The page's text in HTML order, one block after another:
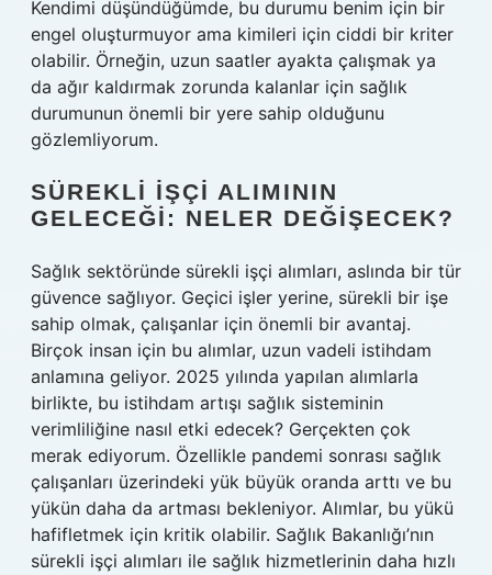
Kendimi düşündüğümde, bu durumu benim için bir
engel oluşturmuyor ama kimileri için ciddi bir kriter
olabilir. Örneğin, uzun saatler ayakta çalışmak ya
da ağır kaldırmak zorunda kalanlar için sağlık
durumunun önemli bir yere sahip olduğunu
gözlemliyorum.
SÜREKLI İŞÇI ALIMININ
GELECEĞI: NELER DEĞIŞECEK?
Sağlık sektöründe sürekli işçi alımları, aslında bir tür
güvence sağlıyor. Geçici işler yerine, sürekli bir işe
sahip olmak, çalışanlar için önemli bir avantaj.
Birçok insan için bu alımlar, uzun vadeli istihdam
anlamına geliyor. 2025 yılında yapılan alımlarla
birlikte, bu istihdam artışı sağlık sisteminin
verimliliğine nasıl etki edecek? Gerçekten çok
merak ediyorum. Özellikle pandemi sonrası sağlık
çalışanları üzerindeki yük büyük oranda arttı ve bu
yükün daha da artması bekleniyor. Alımlar, bu yükü
hafifletmek için kritik olabilir. Sağlık Bakanlığı’nın
sürekli işçi alımları ile sağlık hizmetlerinin daha hızlı